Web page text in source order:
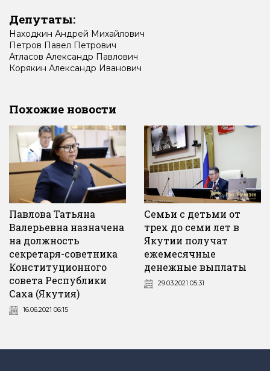
Депутаты:
Находкин Андрей Михайлович
Петров Павел Петрович
Атласов Александр Павлович
Корякин Александр Иванович
Похожие новости
Павлова Татьяна
Валерьевна назначена
на должность
секретаря-советника
Конституционного
совета Республики
Саха (Якутия)
16.06.2021 06:15
Семьи с детьми от
трех до семи лет в
Якутии получат
ежемесячные
денежные выплаты
29.03.2021 05:31